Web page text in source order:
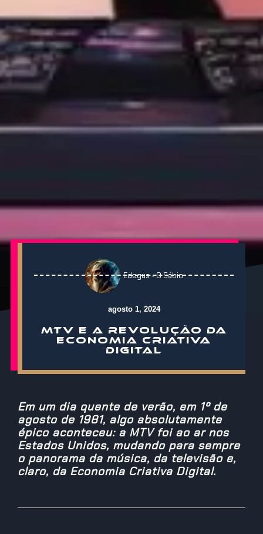
Edegus - O Sábio
agosto 1, 2024
MTV E A REVOLUÇÃO DA
ECONOMIA CRIATIVA
DIGITAL
Em um dia quente de verão, em 1º de
agosto de 1981, algo absolutamente
épico aconteceu: a MTV foi ao ar nos
Estados Unidos, mudando para sempre
o panorama da música, da televisão e,
claro, da Economia Criativa Digital.